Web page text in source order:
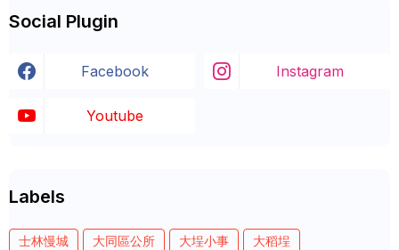
Social Plugin
Facebook Instagram
Youtube
Labels
士林慢城 大同區公所 大埕小事
大稻埕